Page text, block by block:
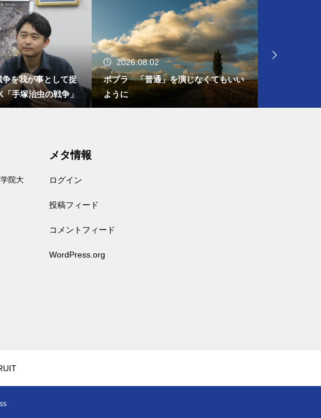
争を我が事として捉
手塚治虫の戦争」
2026.08.02
ポプラ 「普通」を演じなくてもいい
ように
院大
メタ情報
ログイン
投稿フィード
コメントフィード
WordPress.org